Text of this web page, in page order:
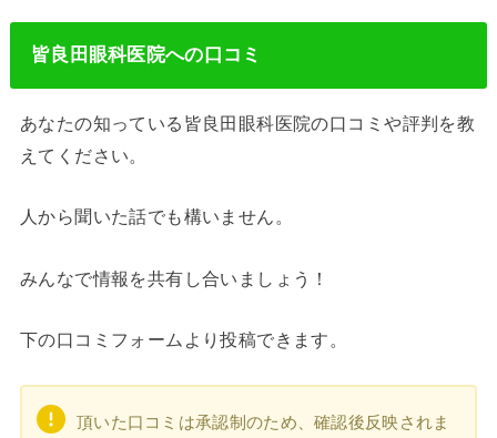
皆良田眼科医院への口コミ
あなたの知っている皆良田眼科医院の口コミや評判を教
えてください。
人から聞いた話でも構いません。
みんなで情報を共有し合いましょう！
下の口コミフォームより投稿できます。
頂いた口コミは承認制のため、確認後反映されま